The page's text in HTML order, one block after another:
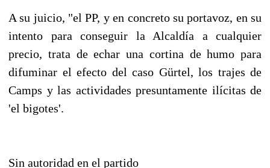
A su juicio, "el PP, y en concreto su portavoz, en su
intento para conseguir la Alcaldía a cualquier
precio, trata de echar una cortina de humo para
difuminar el efecto del caso Gürtel, los trajes de
Camps y las actividades presuntamente ilícitas de
'el bigotes'.
Sin autoridad en el partido